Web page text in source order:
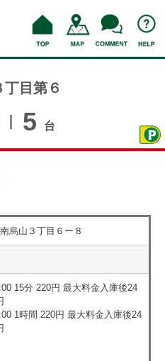
丁目第６
5 台
烏山３丁目６ー８
15分 220円 最大料金入庫後24
1時間 220円 最大料金入庫後24